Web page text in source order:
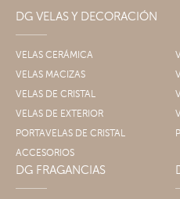
DG VELAS Y DECORACIÓN
VELAS CERÁMICA
VELAS MACIZAS
VELAS DE CRISTAL
VELAS DE EXTERIOR
PORTAVELAS DE CRISTAL
ACCESORIOS
DG FRAGANCIAS